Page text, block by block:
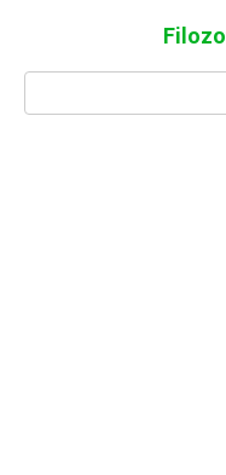
Search: